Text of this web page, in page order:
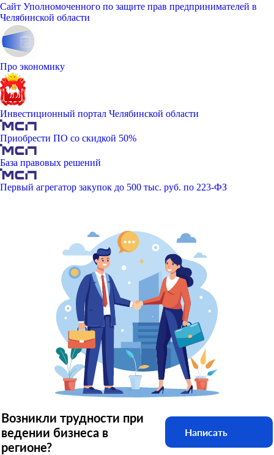
Сайт Уполномоченного по защите прав предпринимателей в
Челябинской области
Про экономику
Инвестиционный портал Челябинской области
Приобрести ПО со скидкой 50%
База правовых решений
Первый агрегатор закупок до 500 тыс. руб. по 223-ФЗ
Возникли трудности при
ведении бизнеса в
регионе?
Написать